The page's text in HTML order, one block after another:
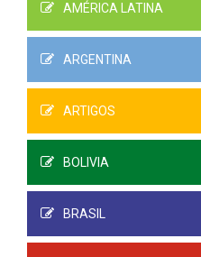
AMÉRICA LATINA
ARGENTINA
ARTIGOS
BOLIVIA
BRASIL